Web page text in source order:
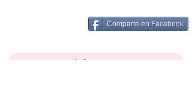
Comparte en Facebook